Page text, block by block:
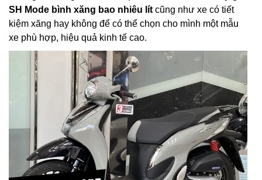
SH Mode bình xăng bao nhiêu lít cũng như xe có tiết
kiệm xăng hay không để có thể chọn cho mình một mẫu
xe phù hợp, hiệu quả kinh tế cao.